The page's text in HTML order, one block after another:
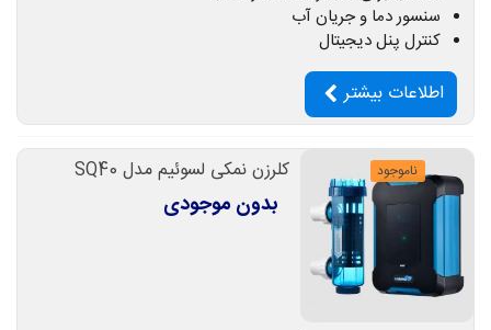
سنسور دما و جریان آب
کنترل پنل دیجیتال
اطلاعات بیشتر
ناموجود کلرزن نمکی لسوئیم مدل SQ40
بدون موجودی